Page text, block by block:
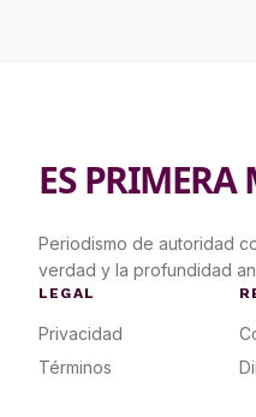
ES PRIMERA
Periodismo de autoridad
verdad y la profundidad
LEGAL
Privacidad
Términos